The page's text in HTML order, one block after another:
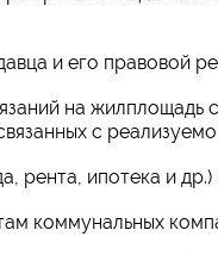
и его правовой
на жилплощадь
с
рента, ипотека и
коммунальных